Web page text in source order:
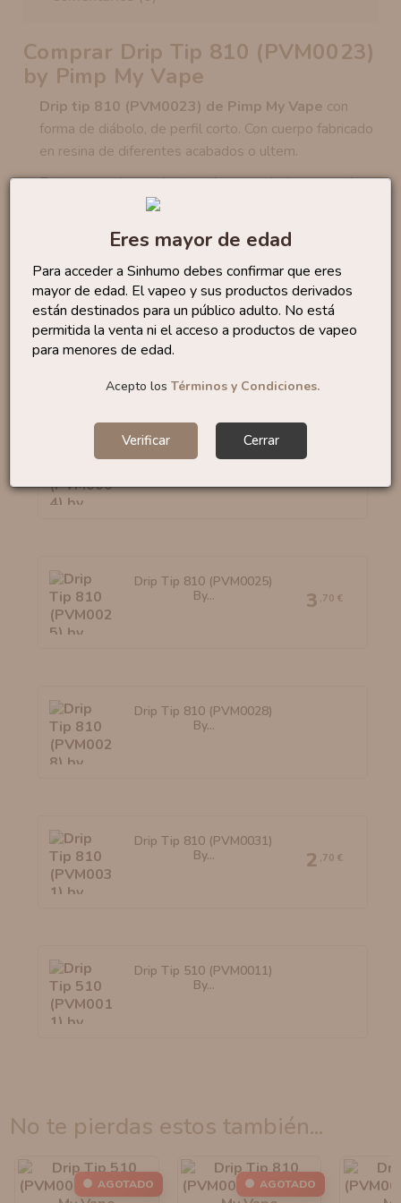
Eres mayor de edad
Para acceder a Sinhumo debes confirmar que eres
mayor de edad. El vapeo y sus productos derivados
están destinados para un público adulto. No está
permitida la venta ni el acceso a productos de vapeo
para menores de edad.
Acepto los Términos y Condiciones.
Verificar Cerrar
Comprar Drip Tip 810 (PVM0023)
by Pimp My Vape
Drip tip 810 (PVM0023) de Pimp My Vape con
forma de diábolo, de perfil corto. Con cuerpo fabricado
en resina de diferentes acabados o ultem.
Este accesorio puede tener leves variaciones en el
diseño debido a su fabricación en resina.
No te quedes sin...
Drip Tip Kit Nexus By...
0 ,18 €
Drip Tip 810 (PVM0025)
By...
3 ,70 €
Drip Tip 810 (PVM0028)
By...
Drip Tip 810 (PVM0031)
By...
2 ,70 €
Drip Tip 510 (PVM0011)
By...
no te pierdas estos también...
AGOTADO AGOTADO